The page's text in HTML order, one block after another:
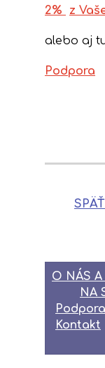
2% z
alebo aj
Podpora
O NÁS A
NA
Podpora
Kontakt